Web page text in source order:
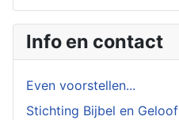
Info en contact
Even voorstellen...
Stichting Bijbel en Geloof